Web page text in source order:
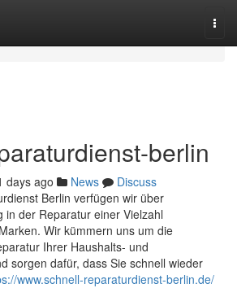
berlin
days ago News
Discuss
Berlin verfügen wir über
in der Reparatur einer Vielzahl
Wir kümmern uns um die
Ihrer Haushalts- und
sorgen dafür, dass Sie schnell wieder
www.schnell-reparaturdienst-berlin.de/